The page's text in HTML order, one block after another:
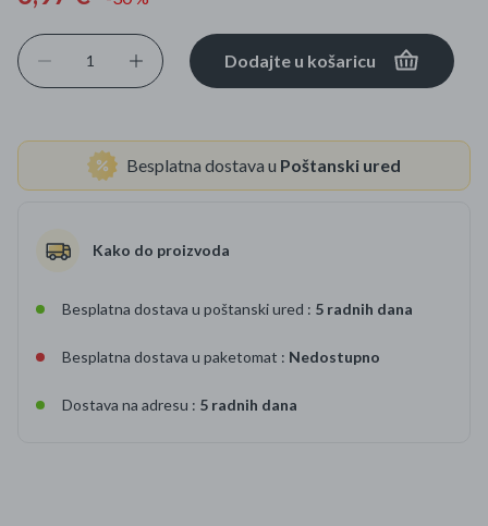
Dodajte u košaricu
Besplatna dostava u Poštanski ured
Kako do proizvoda
Besplatna dostava u poštanski ured : 5 radnih dana
Besplatna dostava u paketomat : Nedostupno
Dostava na adresu : 5 radnih dana